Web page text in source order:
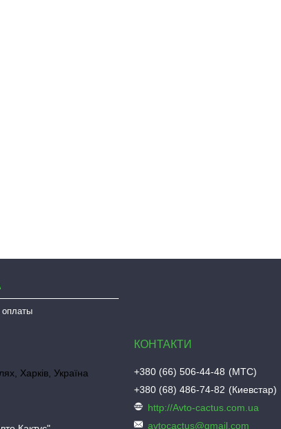
оплаты
Харків, Україна +380 (66) 506-44-48
МТС
+380 (68) 486-74-82
Киевстар
http://Avto-cactus.com.ua
avtocactus@gmail.com